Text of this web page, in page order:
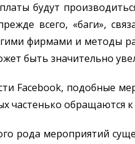
будут
всего, «баги»,
фирмами и методы
быть значительно
Facebook, подобные
частенько обращаются
рода мероприятий